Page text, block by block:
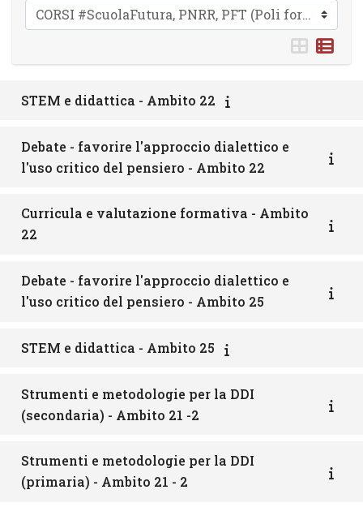
Categorie di corso
STEM e didattica - Ambito 22
Debate - favorire l'approccio dialettico e
l'uso critico del pensiero - Ambito 22
Curricula e valutazione formativa - Ambito
22
Debate - favorire l'approccio dialettico e
l'uso critico del pensiero - Ambito 25
STEM e didattica - Ambito 25
Strumenti e metodologie per la DDI
(secondaria) - Ambito 21 -2
Strumenti e metodologie per la DDI
(primaria) - Ambito 21 - 2